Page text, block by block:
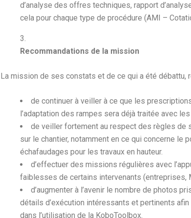
d’analyse des offres techniques, rapport
cela pour chaque type de procédure (AMI –
Recommandations de la mission
La mission de ses constats et de ce qui a été débattu,
de continuer à veiller à ce que les
l’adaptation des rampes sera déjà traitée avec
de veiller fortement au respect des règles de
sur le chantier, notamment en ce qui concerne le
échafaudages pour les travaux en hauteur.
d’effectuer des missions régulières avec
faiblesses de certains intervenants (entreprises,
d’augmenter à l’avenir le nombre de photos
détails d’exécution intéressants et pertinents
dans l’utilisation de la KoboToolbox.